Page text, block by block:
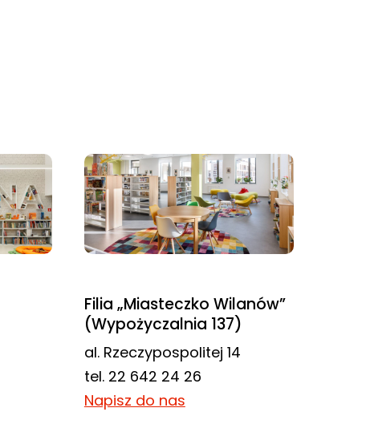
Filia „Miasteczko Wilanów”
(Wypożyczalnia 137)
al. Rzeczypospolitej 14
tel. 22 642 24 26
Napisz do nas